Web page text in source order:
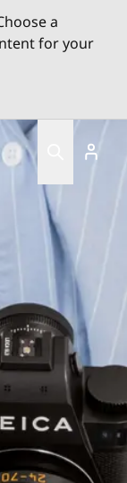
a
for your